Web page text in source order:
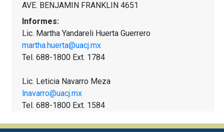
AVE. BENJAMIN FRANKLIN 4651
Informes:
Lic. Martha Yandareli Huerta Guerrero
martha.huerta@uacj.mx
Tel. 688-1800 Ext. 1784
Lic. Leticia Navarro Meza
lnavarro@uacj.mx
Tel. 688-1800 Ext. 1584